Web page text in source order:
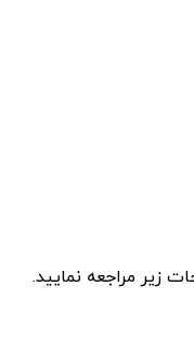
مراجعه نمایید.